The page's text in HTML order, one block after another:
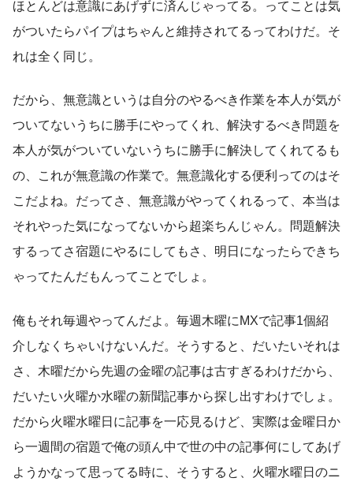
ほとんどは意識にあげずに済んじゃってる。ってことは気
がついたらパイプはちゃんと維持されてるってわけだ。そ
れは全く同じ。
だから、無意識というは自分のやるべき作業を本人が気が
ついてないうちに勝手にやってくれ、解決するべき問題を
本人が気がついていないうちに勝手に解決してくれてるも
の、これが無意識の作業で。無意識化する便利ってのはそ
こだよね。だってさ、無意識がやってくれるって、本当は
それやった気になってないから超楽ちんじゃん。問題解決
するってさ宿題にやるにしてもさ、明日になったらできち
ゃってたんだもんってことでしょ。
俺もそれ毎週やってんだよ。毎週木曜にMXで記事1個紹
介しなくちゃいけないんだ。そうすると、だいたいそれは
さ、木曜だから先週の金曜の記事は古すぎるわけだから、
だいたい火曜か水曜の新聞記事から探し出すわけでしょ。
だから火曜水曜日に記事を一応見るけど、実際は金曜日か
ら一週間の宿題で俺の頭ん中で世の中の記事何にしてあげ
ようかなって思ってる時に、そうすると、火曜水曜日のニ